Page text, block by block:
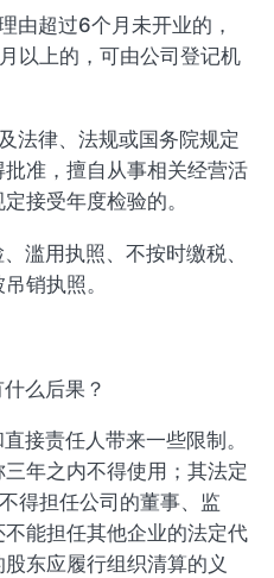
由超过6个月未开业的，
以上的，可由公司登记机
法律、法规或国务院规定
准，擅自从事相关经营活
接受年度检验的。
滥用执照、不按时缴税、
销执照。
么后果？
接责任人带来一些限制。
年之内不得使用；其法定
得担任公司的董事、监
能担任其他企业的法定代
东应履行组织清算的义